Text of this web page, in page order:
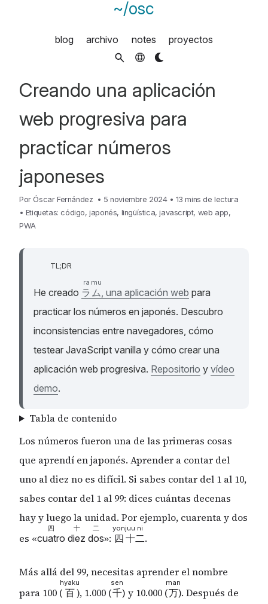
~/osc
blog archivo notes proyectos
Creando una aplicación
web progresiva para
practicar números
japoneses
Por Óscar Fernández • 5 noviembre 2024 • 13 mins de lectura
• Etiquetas: código,japonés, lingüística,javascript, web app,
PWA
TL;DR
He creado ラ
ra
ム
mu
, una aplicación web para
practicar los números en japonés. Descubro
inconsistencias entre navegadores, cómo
testear JavaScript vanilla y cómo crear una
aplicación web progresiva. Repositorio yvídeo
demo.
Tabla de contenido
Los números fueron una de las primeras cosas
que aprendí en japonés. Aprender a contar del
uno al diez no es difícil. Si sabes contar del 1 al 10,
sabes contar del 1 al 99: dices cuántas decenas
hay y luego la unidad. Por ejemplo, cuarenta y dos
es «cuatro
四
diez
十
dos
二
»: 四
yon
十
juu
二
ni
.
Más allá del 99, necesitas aprender el nombre
para 100 ( 百
hyaku
), 1.000 (千
sen
) y 10.000 (万
man
). Después de